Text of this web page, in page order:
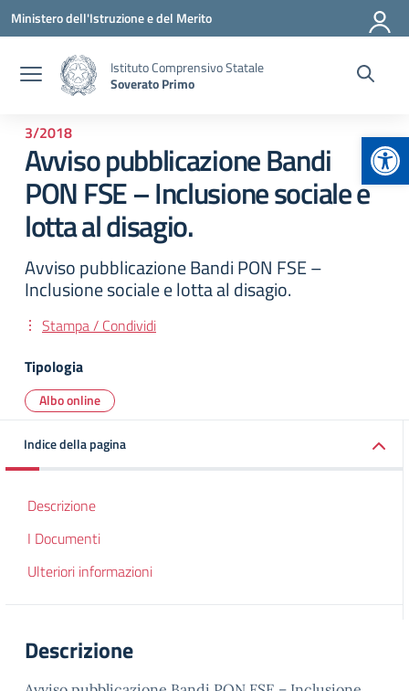
Vai ai contenuti
Vai al menu di navigazione
Vai al footer
Ministero dell'Istruzione e del Merito
Istituto Comprensivo Statale
Soverato Primo
3/2018
Avviso pubblicazione Bandi
PON FSE – Inclusione sociale e
lotta al disagio.
Avviso pubblicazione Bandi PON FSE –
Inclusione sociale e lotta al disagio.
Stampa / Condividi
Tipologia
Albo online
Indice della pagina
Descrizione
I Documenti
Ulteriori informazioni
Descrizione